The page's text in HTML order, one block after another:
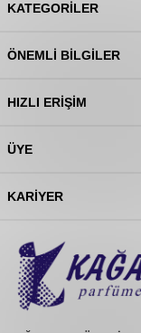
KATEGORILER
ÖNEMLI BILGILER
HIZLI ERIŞIM
ÜYE
KARIYER